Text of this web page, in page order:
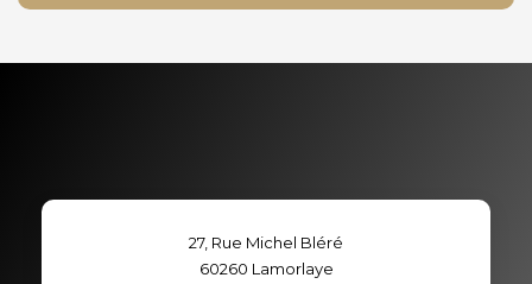
PART DES MÉNAGES SANS
VOITURE
27, Rue Michel Bléré
60260 Lamorlaye